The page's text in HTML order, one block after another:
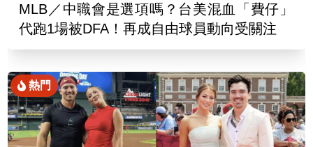
MLB／中職會是選項嗎？台美混血「費仔」
代跑1場被DFA！再成自由球員動向受關注
熱門